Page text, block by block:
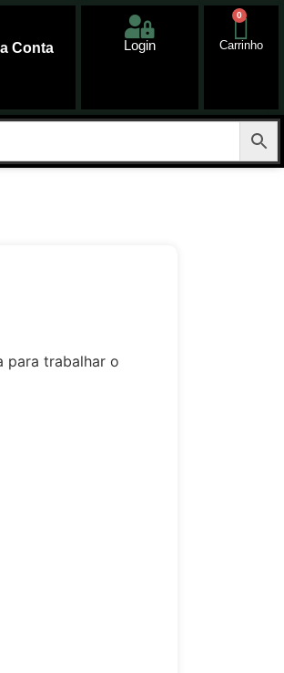
Conta Login
0
Carrinho
para trabalhar o